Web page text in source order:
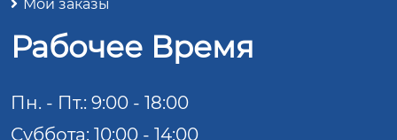
Мои заказы
Рабочее Время
Пн. - Пт.: 9:00 - 18:00
Суббота: 10:00 - 14:00